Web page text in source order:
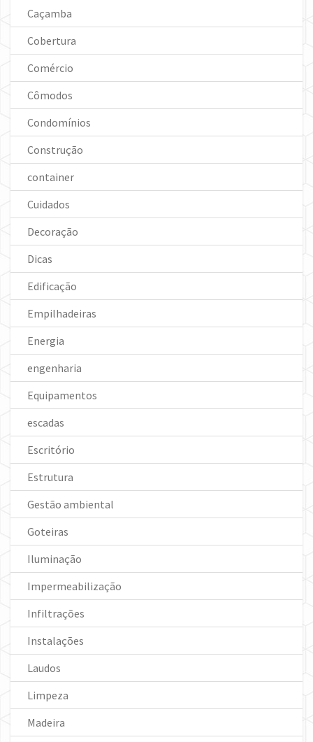
Caçamba
Cobertura
Comércio
Cômodos
Condomínios
Construção
container
Cuidados
Decoração
Dicas
Edificação
Empilhadeiras
Energia
engenharia
Equipamentos
escadas
Escritório
Estrutura
Gestão ambiental
Goteiras
Iluminação
Impermeabilização
Infiltrações
Instalações
Laudos
Limpeza
Madeira